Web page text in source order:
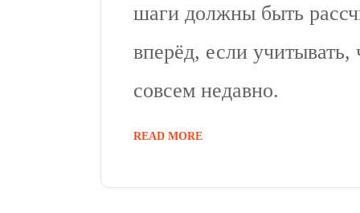
шаги должны быть
вперёд, если
совсем недавно.
READ MORE